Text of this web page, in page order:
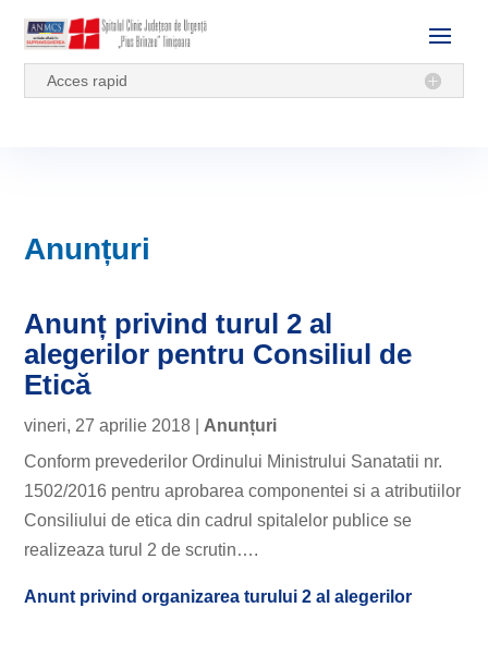
Acces rapid
Anunțuri
Anunț privind turul 2 al
alegerilor pentru Consiliul de
Etică
vineri, 27 aprilie 2018
Anunțuri
Conform prevederilor Ordinului Ministrului Sanatatii nr.
1502/2016 pentru aprobarea componentei si a atributiilor
Consiliului de etica din cadrul spitalelor publice se
realizeaza turul 2 de scrutin….
Anunt privind organizarea turului 2 al alegerilor